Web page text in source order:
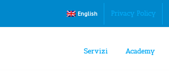
English Privacy Policy
Servizi Academy